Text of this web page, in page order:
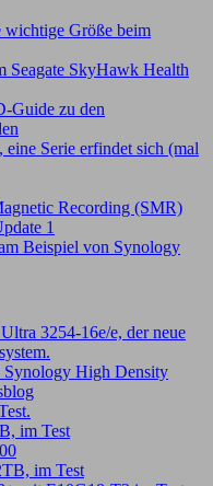
Größe beim
Seagate SkyHawk Health
zu den
Serie erfindet sich (mal
Recording (SMR)
1
Beispiel von Synology
3254-16e/e, der neue
Synology High Density
im Test
im Test